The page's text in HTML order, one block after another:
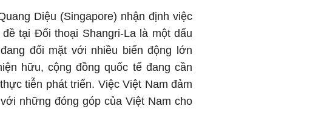
Diệu (Singapore) nhận định việc
tại Đối thoại Shangri-La là một dấu
đối mặt với nhiều biến động lớn
hữu, cộng đồng quốc tế đang cần
tiễn phát triển. Việc Việt Nam đảm
những đóng góp của Việt Nam cho